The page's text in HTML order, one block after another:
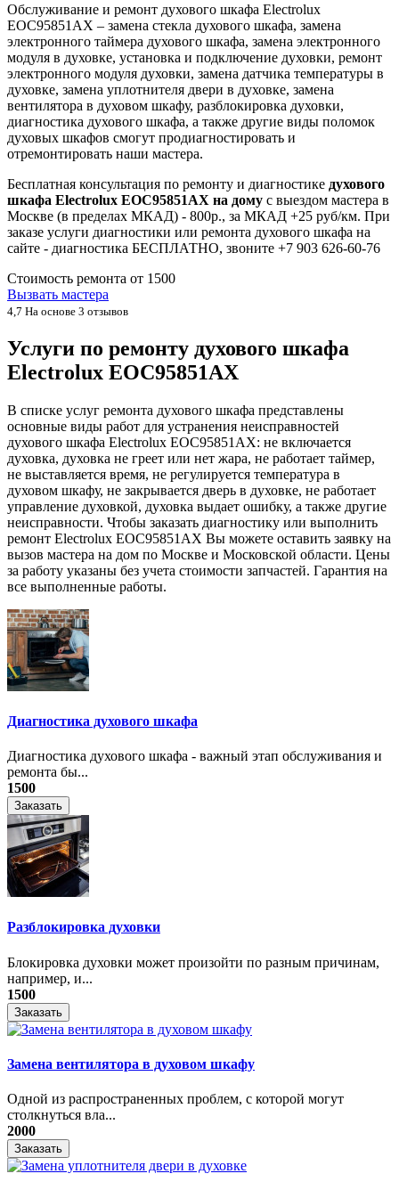
Обслуживание и ремонт духового шкафа Electrolux
EOC95851AX – замена стекла духового шкафа, замена
электронного таймера духового шкафа, замена электронного
модуля в духовке, установка и подключение духовки, ремонт
электронного модуля духовки, замена датчика температуры в
духовке, замена уплотнителя двери в духовке, замена
вентилятора в духовом шкафу, разблокировка духовки,
диагностика духового шкафа, а также другие виды поломок
духовых шкафов смогут продиагностировать и
отремонтировать наши мастера.
Бесплатная консультация по ремонту и диагностике духового
шкафа Electrolux EOC95851AX на дому с выездом мастера в
Москве (в пределах МКАД) - 800р., за МКАД +25 руб/км. При
заказе услуги диагностики или ремонта духового шкафа на
сайте - диагностика БЕСПЛАТНО, звоните +7 903 626-60-76
Стоимость ремонта от 1500
Вызвать мастера
4,7 На основе 3 отзывов
Услуги по ремонту духового шкафа
Electrolux EOC95851AX
В списке услуг ремонта духового шкафа представлены
основные виды работ для устранения неисправностей
духового шкафа Electrolux EOC95851AX: не включается
духовка, духовка не греет или нет жара, не работает таймер,
не выставляется время, не регулируется температура в
духовом шкафу, не закрывается дверь в духовке, не работает
управление духовкой, духовка выдает ошибку, а также другие
неисправности. Чтобы заказать диагностику или выполнить
ремонт Electrolux EOC95851AX Вы можете оставить заявку на
вызов мастера на дом по Москве и Московской области. Цены
за работу указаны без учета стоимости запчастей. Гарантия на
все выполненные работы.
Диагностика духового шкафа
Диагностика духового шкафа - важный этап обслуживания и
ремонта бы...
1500
Заказать
Разблокировка духовки
Блокировка духовки может произойти по разным причинам,
например, и...
1500
Заказать
Замена вентилятора в духовом шкафу
Одной из распространенных проблем, с которой могут
столкнуться вла...
2000
Заказать